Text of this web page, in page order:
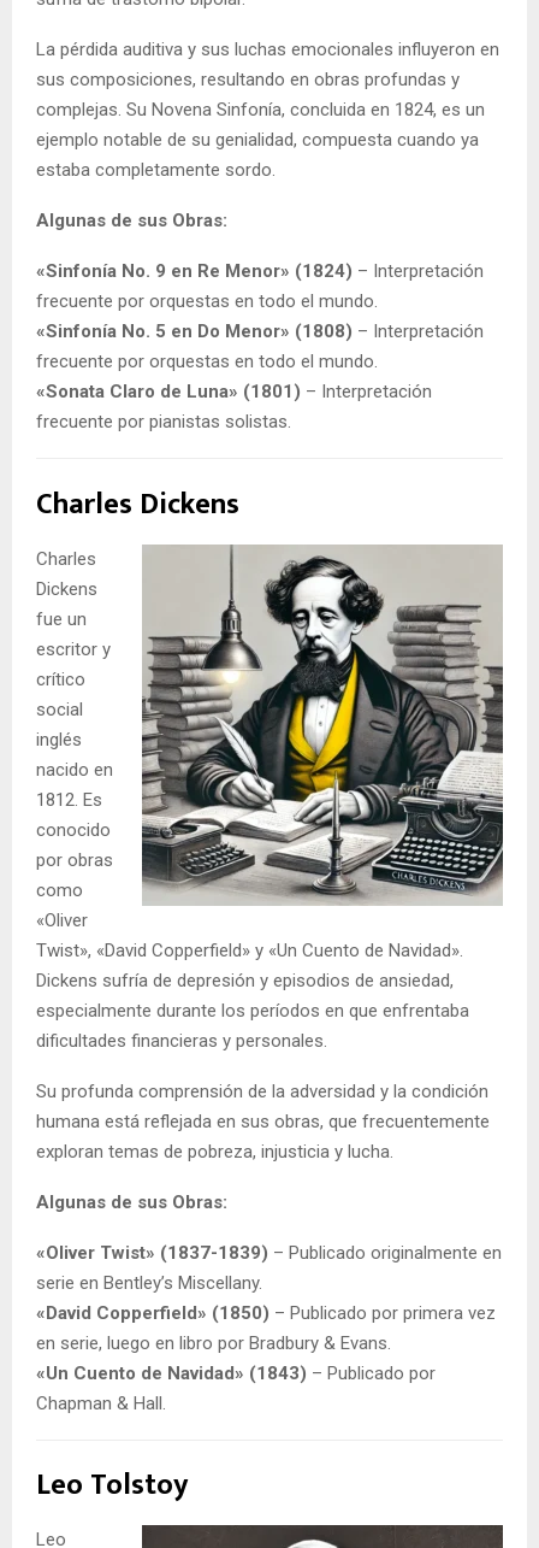
La pérdida auditiva y sus luchas emocionales influyeron en
sus composiciones, resultando en obras profundas y
complejas. Su Novena Sinfonía, concluida en 1824, es un
ejemplo notable de su genialidad, compuesta cuando ya
estaba completamente sordo.
Algunas de sus Obras:
«Sinfonía No. 9 en Re Menor» (1824) – Interpretación
frecuente por orquestas en todo el mundo.
«Sinfonía No. 5 en Do Menor» (1808) – Interpretación
frecuente por orquestas en todo el mundo.
«Sonata Claro de Luna» (1801) – Interpretación
frecuente por pianistas solistas.
Charles Dickens
Charles
Dickens
fue un
escritor y
crítico
social
inglés
nacido en
1812. Es
conocido
por obras
como
«Oliver
Twist», «David Copperfield» y «Un Cuento de Navidad».
Dickens sufría de depresión y episodios de ansiedad,
especialmente durante los períodos en que enfrentaba
dificultades financieras y personales.
Su profunda comprensión de la adversidad y la condición
humana está reflejada en sus obras, que frecuentemente
exploran temas de pobreza, injusticia y lucha.
Algunas de sus Obras:
«Oliver Twist» (1837-1839) – Publicado originalmente en
serie en Bentley’s Miscellany.
«David Copperfield» (1850) – Publicado por primera vez
en serie, luego en libro por Bradbury & Evans.
«Un Cuento de Navidad» (1843) – Publicado por
Chapman & Hall.
Leo Tolstoy
Leo